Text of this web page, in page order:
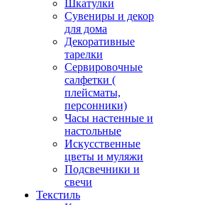
Шкатулки
Сувениры и декор
для дома
Декоративные
тарелки
Сервировочные
салфетки (
плейсматы,
персонники)
Часы настенные и
настольные
Искусственные
цветы и муляжи
Подсвечники и
свечи
Текстиль